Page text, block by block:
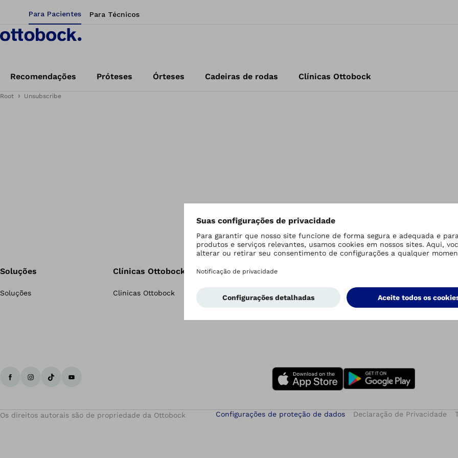
Para Pacientes Para Técnicos
Recomendações Próteses Órteses Cadeiras de rodas Clínicas Ottobock
Root Unsubscribe
Soluções
Soluções
Clínicas Ottobock
Clinicas Ottobock
Empresa
Recomendações
Os direitos autorais são de propriedade da Ottobock Configurações de proteção de dados Declaração de Privacidade